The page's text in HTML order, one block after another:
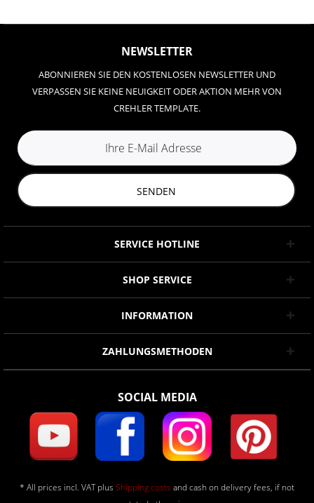
NEWSLETTER
ABONNIEREN SIE DEN KOSTENLOSEN NEWSLETTER UND
VERPASSEN SIE KEINE NEUIGKEIT ODER AKTION MEHR VON
CREHLER TEMPLATE.
SENDEN
SERVICE HOTLINE
SHOP SERVICE
INFORMATION
ZAHLUNGSMETHODEN
SOCIAL MEDIA
* All prices incl. VAT plus Shipping costs and cash on delivery fees, if not